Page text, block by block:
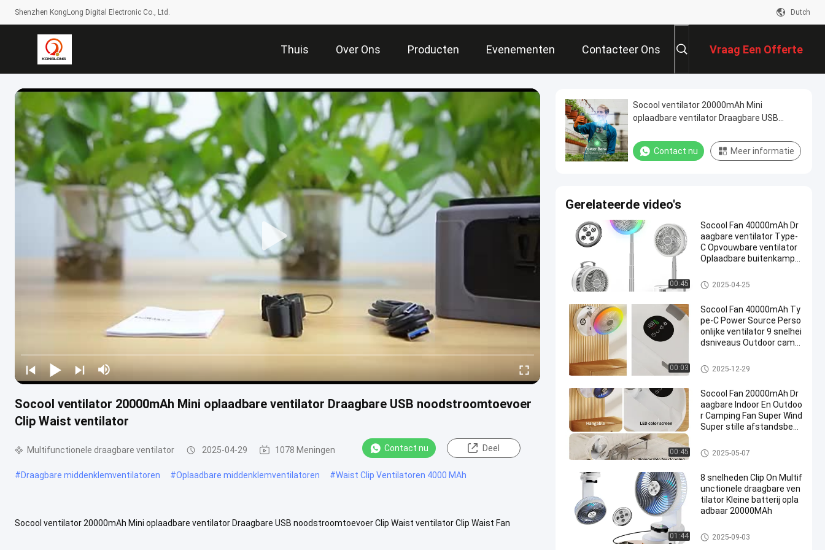
Shenzhen KongLong Digital Electronic Co., Ltd. Dutch
Thuis Over Ons Producten Evenementen Contacteer Ons Vraag Een Offerte
Socool ventilator 20000mAh Mini oplaadbare ventilator Draagbare USB noodstroomtoevoer
Clip Waist ventilator
Multifunctionele draagbare ventilator 2025-04-29 1078 Meningen Contact nu Deel
#Draagbare middenklemventilatoren #Oplaadbare middenklemventilatoren #Waist Clip Ventilatoren 4000 MAh
Socool ventilator 20000mAh Mini oplaadbare ventilator Draagbare USB noodstroomtoevoer Clip Waist ventilator Clip Waist Fan
Socool ventilator 20000mAh Mini
oplaadbare ventilator Draagbare USB
Contact nu Meer informatie
Gerelateerde video's
00:45
Socool Fan 40000mAh Dr
aagbare ventilator Type-
C Opvouwbare ventilator
Oplaadbare buitenkampe
Multifunctionele draagbare ve
ntilator
2025-04-25
00:03
Socool Fan 40000mAh Ty
pe-C Power Source Perso
onlijke ventilator 9 snelhei
dsniveaus Outdoor campi
Multifunctionele draagbare ve
ntilator
2025-12-29
00:45
Socool Fan 20000mAh Dr
aagbare Indoor En Outdoo
r Camping Fan Super Wind
Super stille afstandsbedi
g Stretchable Adjustable
s
Multifunctionele draagbare ve
ntilator
2025-05-07
01:44
8 snelheden Clip On Multif
unctionele draagbare ven
tilator Kleine batterij opla
adbaar 20000MAh
Multifunctionele draagbare ve
ntilator
2025-09-03